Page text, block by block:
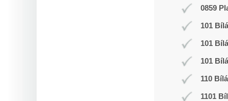
0859
101
101
101
110
1101